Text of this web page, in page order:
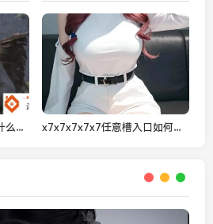
黑神话：悟空羽士刺釬要什么材料 x7x7x7x7x7任意槽入口如何改变现代工业设计？